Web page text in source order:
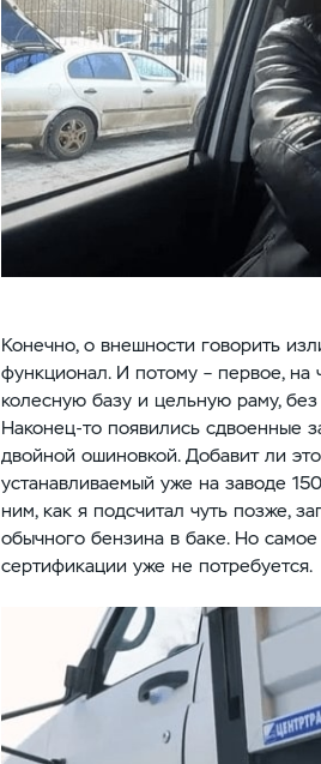
Конечно, о внешности говорить
функционал. И потому – первое, на
колесную базу и цельную раму,
Наконец-то появились сдвоенные
двойной ошиновкой. Добавит ли
устанавливаемый уже на заводе
ним, как я подсчитал чуть позже,
обычного бензина в баке. Но
сертификации уже не потребуется.